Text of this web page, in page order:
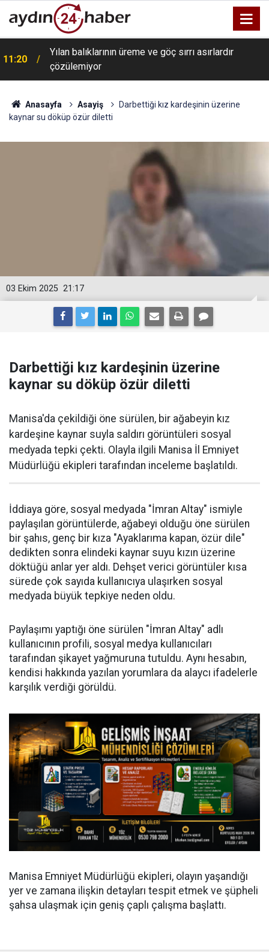
11:20
Yılan balıklarının üreme ve göç sırrı asırlardır
çözülemiyor
Anasayfa Asayiş
Darbettiği kız kardeşinin üzerine
kaynar su döküp özür diletti
21:17
03 Ekim 2025
Darbettiği kız kardeşinin üzerine
kaynar su döküp özür diletti
Manisa'da çekildiği öne sürülen, bir ağabeyin kız
kardeşine kaynar suyla saldırı görüntüleri sosyal
medyada tepki çekti. Olayla ilgili Manisa İl Emniyet
Müdürlüğü ekipleri tarafından inceleme başlatıldı.
İddiaya göre, sosyal medyada "İmran Altay" ismiyle
paylaşılan görüntülerde, ağabeyi olduğu öne sürülen
bir şahıs, genç bir kıza "Ayaklarıma kapan, özür dile"
dedikten sonra elindeki kaynar suyu kızın üzerine
döktüğü anlar yer aldı. Dehşet verici görüntüler kısa
sürede çok sayıda kullanıcıya ulaşırken sosyal
medyada büyük tepkiye neden oldu.
Paylaşımı yaptığı öne sürülen "İmran Altay" adlı
kullanıcının profili, sosyal medya kullanıcıları
tarafından şikayet yağmuruna tutuldu. Aynı hesabın,
kendisi hakkında yazılan yorumlara da alaycı ifadelerle
karşılık verdiği görüldü.
Manisa Emniyet Müdürlüğü ekipleri, olayın yaşandığı
yer ve zamana ilişkin detayları tespit etmek ve şüpheli
şahsa ulaşmak için geniş çaplı çalışma başlattı.